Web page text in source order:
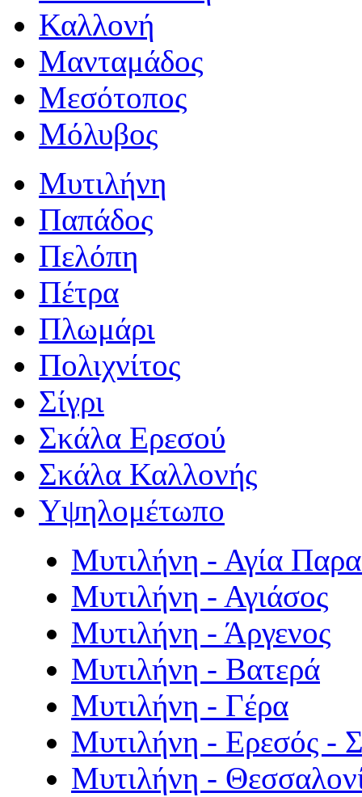
Καλλονή
Μανταμάδος
Μεσότοπος
Μόλυβος
Μυτιλήνη
Παπάδος
Πελόπη
Πέτρα
Πλωμάρι
Πολιχνίτος
Σίγρι
Σκάλα Ερεσού
Σκάλα Καλλονής
Υψηλομέτωπο
Μυτιλήνη - Αγία
Μυτιλήνη - Αγιάσος
Μυτιλήνη - Άργενος
Μυτιλήνη - Βατερά
Μυτιλήνη - Γέρα
Μυτιλήνη - Ερεσός -
Μυτιλήνη -